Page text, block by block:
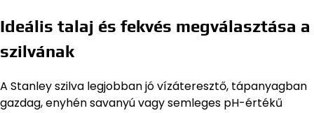
Ideális talaj és fekvés megválasztása a
szilvának
A Stanley szilva legjobban jó vízáteresztő, tápanyagban
gazdag, enyhén savanyú vagy semleges pH-értékű